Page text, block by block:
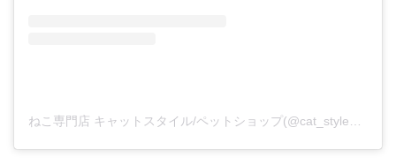
ねこ専門店 キャットスタイル/ペットショップ(@cat_style_2021)がシェアした投稿